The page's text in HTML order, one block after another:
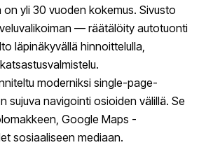
yli 30 vuoden kokemus. Sivusto
— räätälöity autotuonti
läpinäkyvällä hinnoittelulla,
moderniksi single-page-
sujuva navigointi osioiden välillä. Se
Google Maps -
sosiaaliseen mediaan.